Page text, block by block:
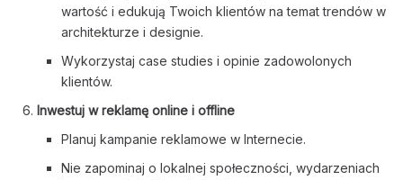
wartość i edukują Twoich klientów na temat trendów w
architekturze i designie.
Wykorzystaj case studies i opinie zadowolonych
klientów.
Inwestuj w reklamę online i offline
Planuj kampanie reklamowe w Internecie.
Nie zapominaj o lokalnej społeczności, wydarzeniach